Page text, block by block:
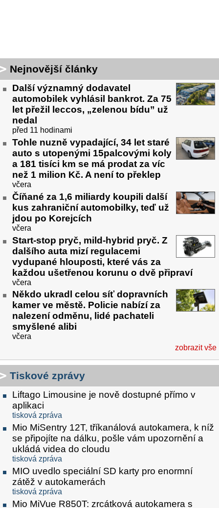
Nejnovější články
Další významný dodavatel
automobilek vyhlásil bankrot. Za 75
let přežil leccos, „zelenou bídu” už
nedal
před 11 hodinami
Tohle nuzně vypadající, 34 let staré
auto s utopenými 15palcovými koly
a 181 tisíci km se má prodat za víc
než 1 milion Kč. A není to překlep
včera
Číňané za 1,6 miliardy koupili další
kus zahraniční automobilky, teď už
jdou po Korejcích
včera
Start-stop pryč, mild-hybrid pryč. Z
dalšího auta mizí regulacemi
vydupané hlouposti, které vás za
každou ušetřenou korunu o dvě připraví
včera
Někdo ukradl celou síť dopravních
kamer ve městě. Policie nabízí za
nalezení odměnu, lidé pachateli
smyšlené alibi
včera
zobrazit vše
Tiskové zprávy
Liftago Limousine je nově dostupné přímo v
aplikaci
tisková zpráva
Mio MiSentry 12T, tříkanálová autokamera, k níž
se připojíte na dálku, pošle vám upozornění a
ukládá videa do cloudu
tisková zpráva
MIO uvedlo speciální SD karty pro enormní
zátěž v autokamerách
tisková zpráva
Mio MiVue R850T: zrcátková autokamera s